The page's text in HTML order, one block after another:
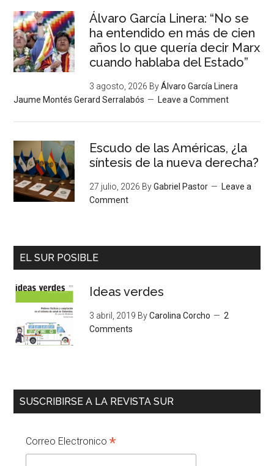
Álvaro García Linera: “No se
ha entendido en más de cien
años lo que quería decir Marx
cuando hablaba del Estado”
3 agosto, 2026 ByÁlvaro García Linera
Jaume Montés Gerard Serralabós
Leave a Comment
Escudo de las Américas, ¿la
síntesis de la nueva derecha?
27 julio, 2026 ByGabriel Pastor
Leave a
Comment
EL SUR POSIBLE
Ideas verdes
3 abril, 2019 ByCarolina Corcho
2
Comments
SUSCRIBIRSE A LA REVISTA SUR
Correo Electronico*